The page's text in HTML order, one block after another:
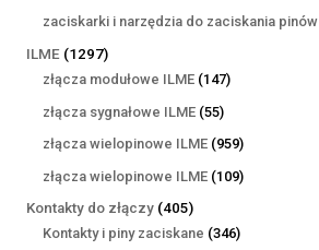
zaciskarki i narzędzia do zaciskania pinów
ILME 12971297
produktów
złącza modułowe ILME 147147
złącza sygnałowe ILME 5555
produktów
złącza wielopinowe ILME 959959
produktów
złącza wielopinowe ILME 109109
Kontakty do złączy 405405
produktów
Kontakty i piny zaciskane 346346